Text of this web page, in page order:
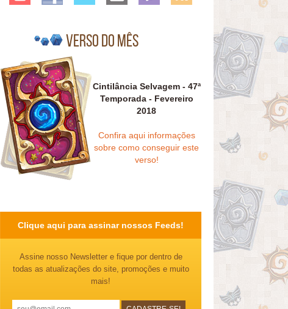
Verso do mês
Cintilância Selvagem - 47ª
Temporada - Fevereiro
2018
Confira aqui informações
sobre como conseguir este
verso!
Clique aqui para assinar nossos Feeds!
Assine nosso Newsletter e fique por dentro de
todas as atualizações do site, promoções e muito
mais!